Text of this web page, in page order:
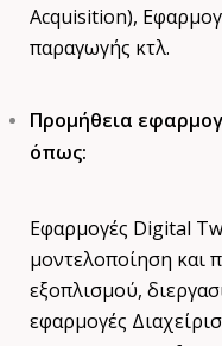
Acquisition),
παραγωγής κτλ.
Προμήθεια
όπως:
Εφαρμογές Digital
μοντελοποίηση και
εξοπλισμού,
εφαρμογές